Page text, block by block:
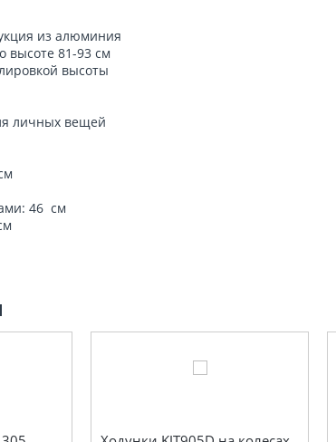
из алюминия
высоте 81-93 см
высоты
личных вещей
46 см